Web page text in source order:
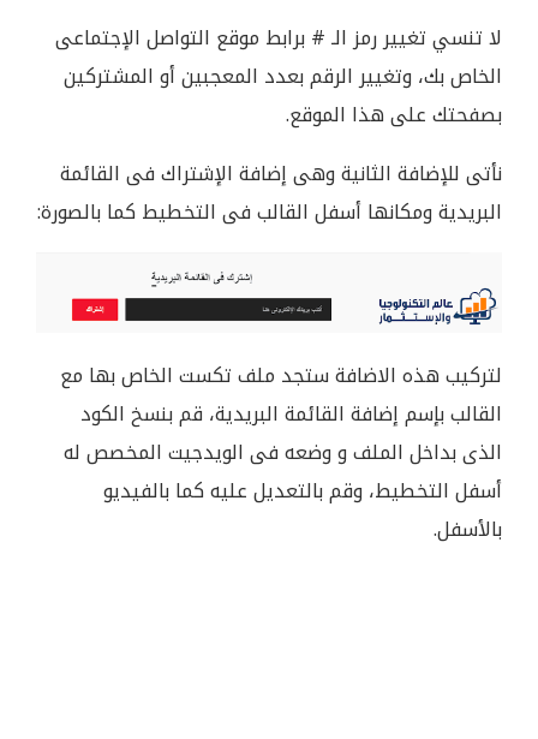
لا تنسي تغيير رمز الـ # برابط موقع التواصل الإجتماعى
الخاص بك، وتغيير الرقم بعدد المعجبين أو المشتركين
بصفحتك على هذا الموقع.
نأتى للإضافة الثانية وهى إضافة الإشتراك فى القائمة
البريدية ومكانها أسفل القالب فى التخطيط كما بالصورة:
لتركيب هذه الاضافة ستجد ملف تكست الخاص بها مع
القالب بإسم إضافة القائمة البريدية، قم بنسخ الكود
الذى بداخل الملف و وضعه فى الويدجيت المخصص له
أسفل التخطيط، وقم بالتعديل عليه كما بالفيديو
بالأسفل.